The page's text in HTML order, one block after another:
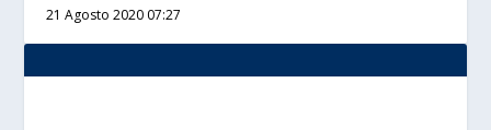
21 Agosto 2020 07:27